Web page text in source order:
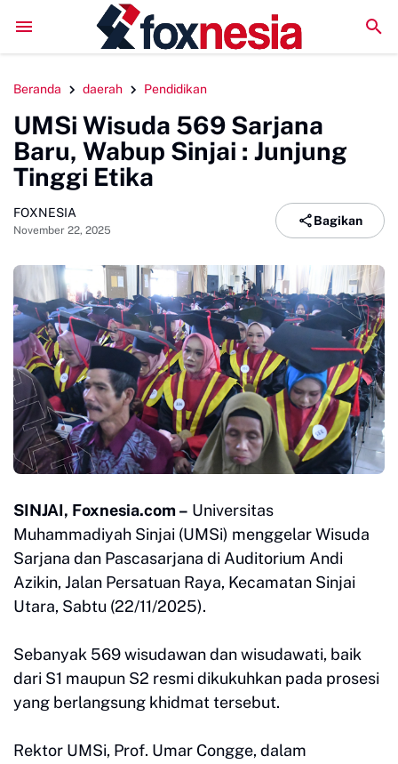
DPMPTSP Sinjai Jalani Evaluasi ZI, Sekda Harap Raih
Beranda daerah Pendidikan
UMSi Wisuda 569 Sarjana
Baru, Wabup Sinjai : Junjung
Tinggi Etika
FOXNESIA
November 22, 2025
Bagikan
SINJAI, Foxnesia.com – Universitas
Muhammadiyah Sinjai (UMSi) menggelar Wisuda
Sarjana dan Pascasarjana di Auditorium Andi
Azikin, Jalan Persatuan Raya, Kecamatan Sinjai
Utara, Sabtu (22/11/2025).
Sebanyak 569 wisudawan dan wisudawati, baik
dari S1 maupun S2 resmi dikukuhkan pada prosesi
yang berlangsung khidmat tersebut.
Rektor UMSi, Prof. Umar Congge, dalam